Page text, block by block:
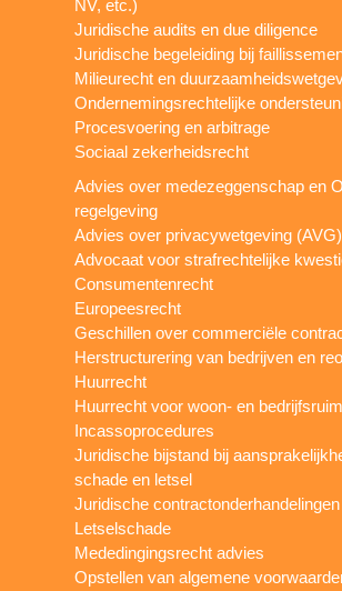
NV, etc.)
Juridische audits en due diligence
Juridische begeleiding bij
Milieurecht en
Ondernemingsrechtelijke
Procesvoering en arbitrage
Sociaal zekerheidsrecht
Advies over medezeggenschap en
regelgeving
Advies over privacywetgeving (AVG)
Advocaat voor strafrechtelijke
Consumentenrecht
Europeesrecht
Geschillen over commerciële
Herstructurering van bedrijven en
Huurrecht
Huurrecht voor woon- en
Incassoprocedures
Juridische bijstand bij
schade en letsel
Juridische contractonderhandelingen
Letselschade
Mededingingsrecht advies
Opstellen van algemene